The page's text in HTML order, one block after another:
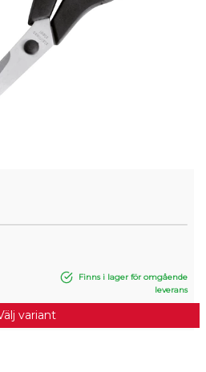
Finns i lager för omgående
leverans
variant